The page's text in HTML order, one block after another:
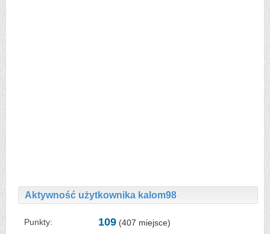
Aktywność użytkownika kalom98
Punkty: 109 (407 miejsce)